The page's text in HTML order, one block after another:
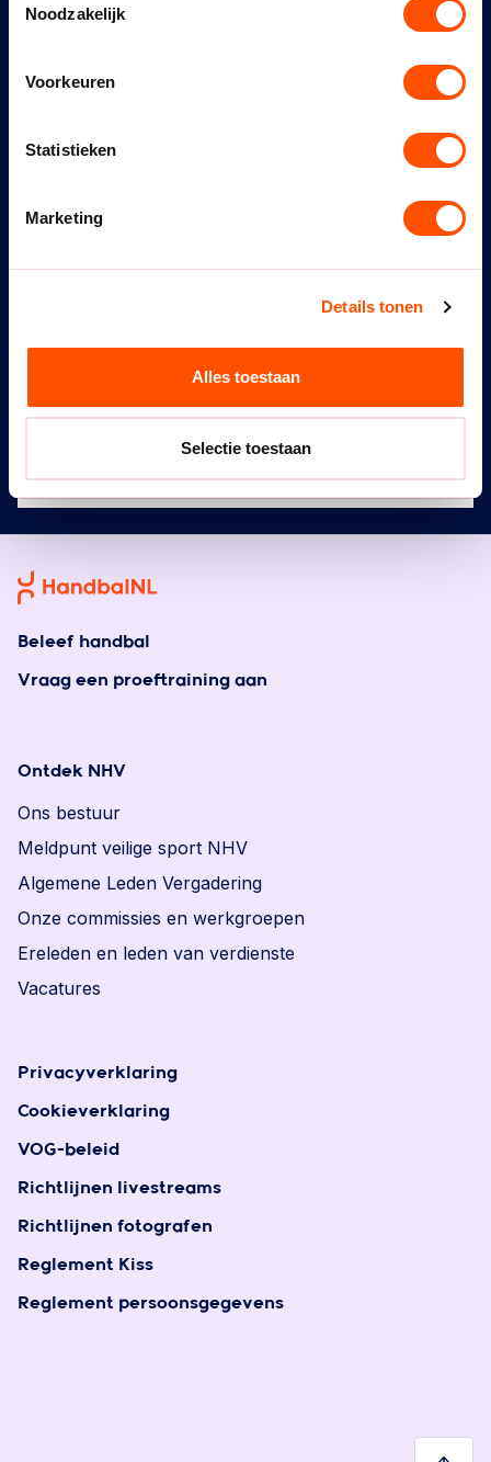
Noodzakelijk
Voorkeuren
Statistieken
Marketing
Details tonen
Alles toestaan
Selectie toestaan
Download
Klokkenluidersregeling
Beleef handbal
Vraag een proeftraining aan
Ontdek NHV
Ons bestuur
Meldpunt veilige sport NHV
Algemene Leden Vergadering
Onze commissies en werkgroepen
Ereleden en leden van verdienste
Vacatures
Privacyverklaring
Cookieverklaring
VOG-beleid
Richtlijnen livestreams
Richtlijnen fotografen
Reglement Kiss
Reglement persoonsgegevens